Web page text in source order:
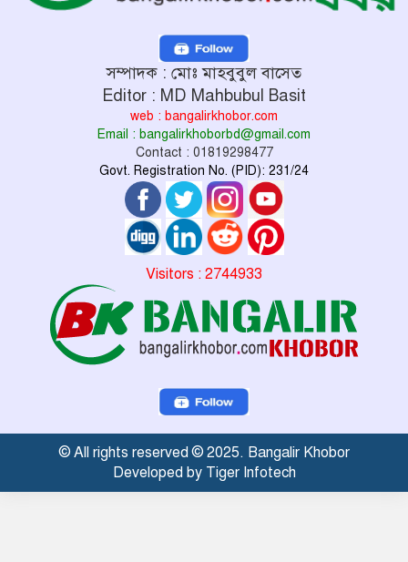
সম্পাদক : মোঃ মাহবুবুল বাসেত
Editor : MD Mahbubul Basit
web : bangalirkhobor.com
Email : bangalirkhoborbd@gmail.com
Contact : 01819298477
Govt. Registration No. (PID): 231/24
Visitors : 2744933
© All rights reserved © 2025. Bangalir Khobor
Developed by Tiger Infotech